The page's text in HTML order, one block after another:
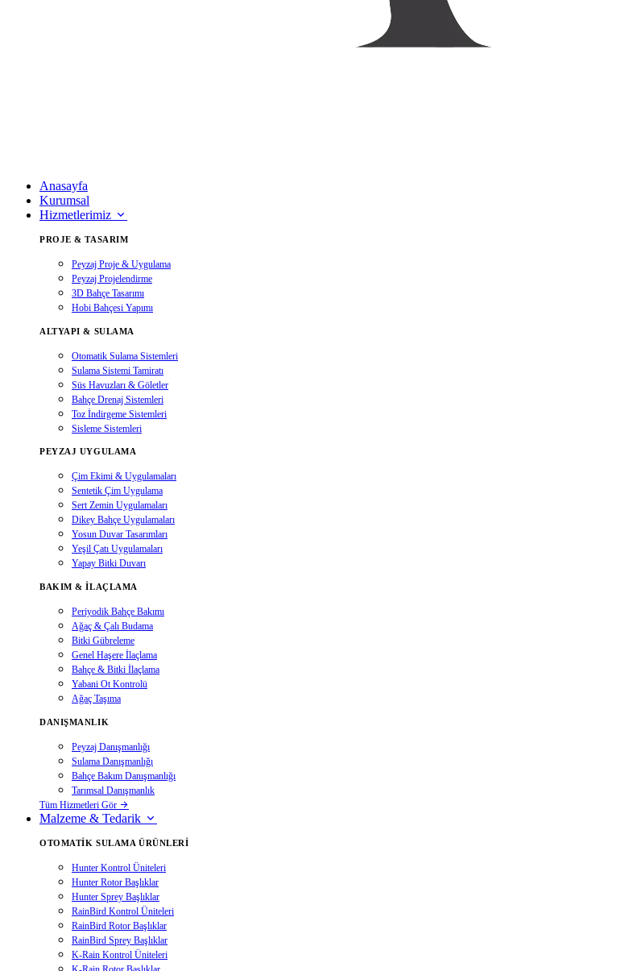
Anasayfa
Kurumsal
Hizmetlerimiz
PROJE & TASARIM
Peyzaj Proje & Uygulama
Peyzaj Projelendirme
3D Bahçe Tasarımı
Hobi Bahçesi Yapımı
ALTYAPI & SULAMA
Otomatik Sulama Sistemleri
Sulama Sistemi Tamiratı
Süs Havuzları & Göletler
Bahçe Drenaj Sistemleri
Toz İndirgeme Sistemleri
Sisleme Sistemleri
PEYZAJ UYGULAMA
Çim Ekimi & Uygulamaları
Sentetik Çim Uygulama
Sert Zemin Uygulamaları
Dikey Bahçe Uygulamaları
Yosun Duvar Tasarımları
Yeşil Çatı Uygulamaları
Yapay Bitki Duvarı
BAKIM & İLAÇLAMA
Periyodik Bahçe Bakımı
Ağaç & Çalı Budama
Bitki Gübreleme
Genel Haşere İlaçlama
Bahçe & Bitki İlaçlama
Yabani Ot Kontrolü
Ağaç Taşıma
DANIŞMANLIK
Peyzaj Danışmanlığı
Sulama Danışmanlığı
Bahçe Bakım Danışmanlığı
Tarımsal Danışmanlık
Tüm Hizmetleri Gör
Malzeme & Tedarik
OTOMATIK SULAMA ÜRÜNLERI
Hunter Kontrol Üniteleri
Hunter Rotor Başlıklar
Hunter Sprey Başlıklar
RainBird Kontrol Üniteleri
RainBird Rotor Başlıklar
RainBird Sprey Başlıklar
K-Rain Kontrol Üniteleri